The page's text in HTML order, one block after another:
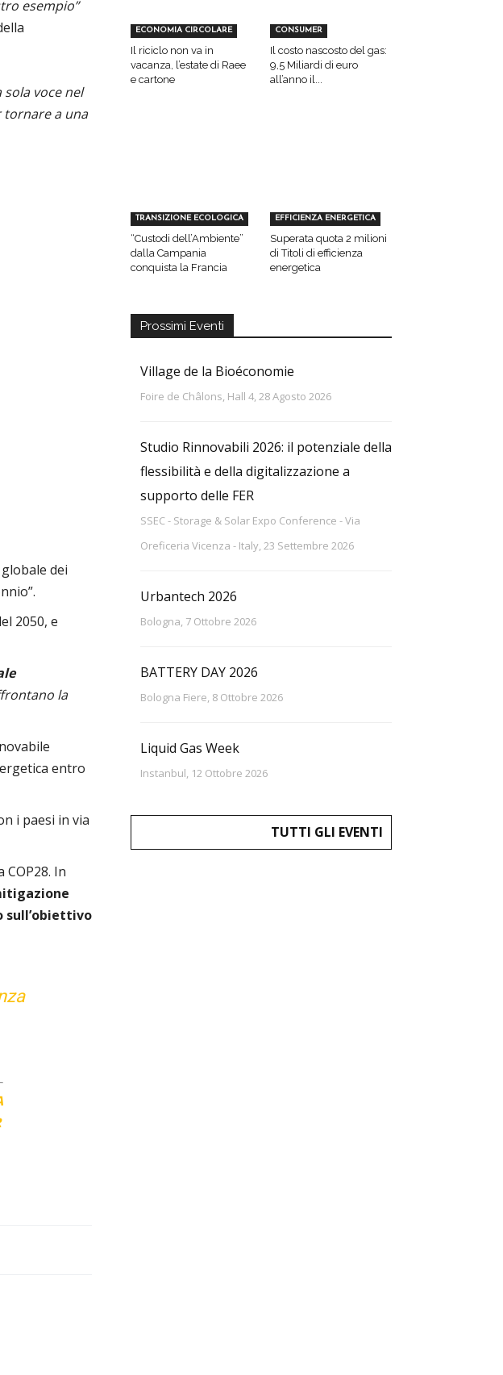
esempio”
voce nel
tornare a una
dei
2050, e
la
entro
i paesi in via
In
sull’obiettivo
ECONOMIA CIRCOLARE
Il riciclo non va in
vacanza, l’estate di Raee
e cartone
CONSUMER
Il costo nascosto del gas:
9,5 Miliardi di euro
all’anno il...
TRANSIZIONE ECOLOGICA
“Custodi dell’Ambiente”
dalla Campania
conquista la Francia
EFFICIENZA ENERGETICA
Superata quota 2 milioni
di Titoli di efficienza
energetica
Prossimi Eventi
Village de la Bioéconomie
Foire de Châlons, Hall 4, 28 Agosto 2026
Studio Rinnovabili 2026: il potenziale della
flessibilità e della digitalizzazione a
supporto delle FER
SSEC - Storage & Solar Expo Conference - Via
Oreficeria Vicenza - Italy, 23 Settembre 2026
Urbantech 2026
Bologna, 7 Ottobre 2026
BATTERY DAY 2026
Bologna Fiere, 8 Ottobre 2026
Liquid Gas Week
Instanbul, 12 Ottobre 2026
TUTTI GLI EVENTI